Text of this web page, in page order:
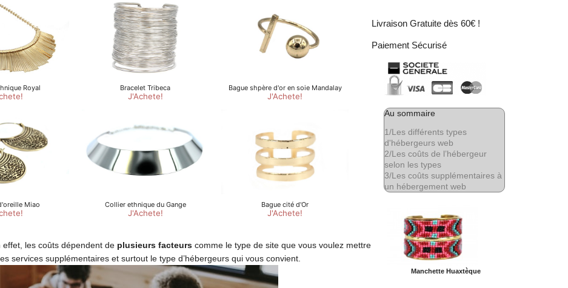
effet, les coûts dépendent de plusieurs facteurs comme le type de site que vous voulez mettre
services supplémentaires et surtout le type d’hébergeurs qui vous convient.
Livraison Gratuite dès 60€ !
Paiement Sécurisé
Au sommaire
1/Les différents types
d'hébergeurs web
2/Les coûts de l’hébergeur
selon les types
3/Les coûts supplémentaires à
un hébergement web
Manchette Huaxtèque